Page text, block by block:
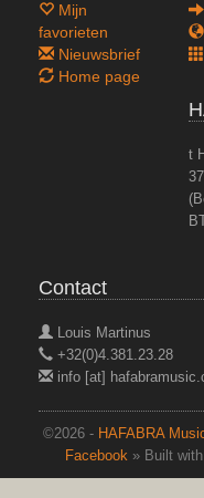
Mijn
favorieten
Nieuwsbrief
Home page
t
Contact
Louis Martinus
+32(0)4.381.23.28
info [at]
©2026 - HAFABRA
Facebook» Built with